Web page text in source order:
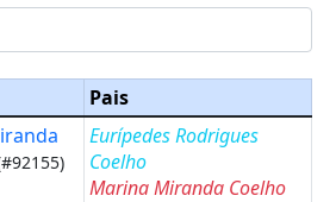
Pais
Eurípedes Rodrigues
Coelho
Marina Miranda Coelho